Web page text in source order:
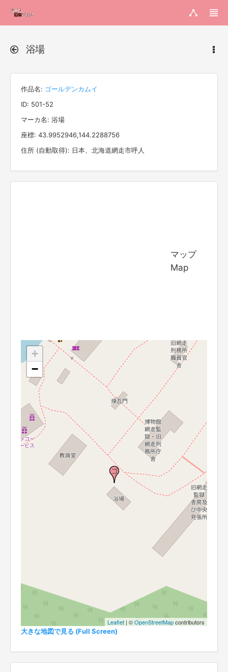
浴場
作品名: ゴールデンカムイ
ID: 501-52
マーカ名: 浴場
座標: 43.9952946,144.2288756
住所 (自動取得): 日本、北海道網走市呼人
マップ
Map
+
−
Leaflet | ©OpenStreetMapcontributors
大きな地図で見る (Full Screen)